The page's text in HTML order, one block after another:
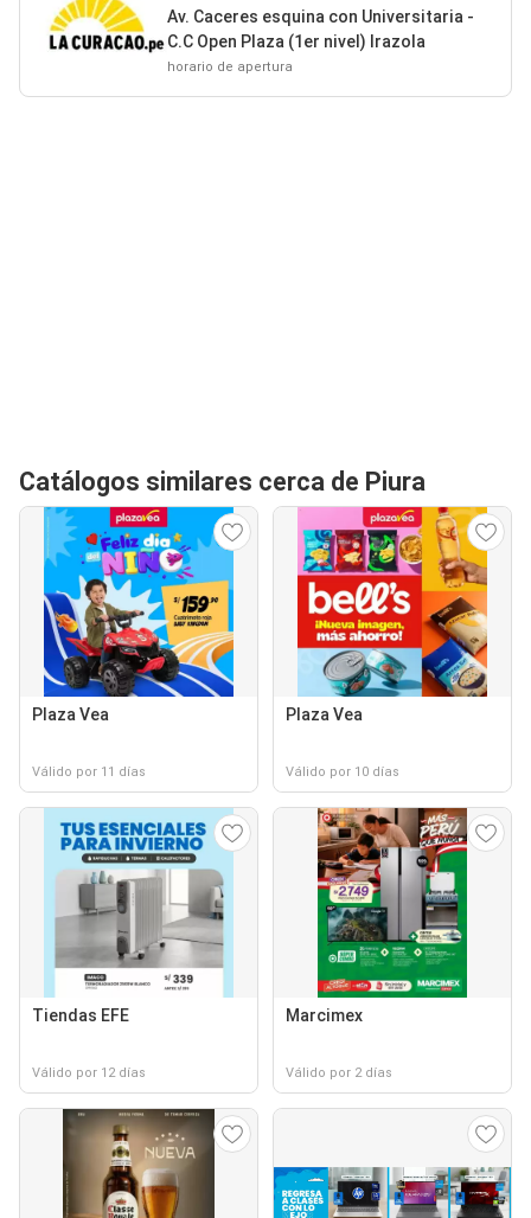
Av. Caceres esquina con Universitaria -
C.C Open Plaza (1er nivel) Irazola
horario de apertura
Catálogos similares cerca de Piura
Plaza Vea
Válido por 11 días
Plaza Vea
Válido por 10 días
Tiendas EFE
Válido por 12 días
Marcimex
Válido por 2 días